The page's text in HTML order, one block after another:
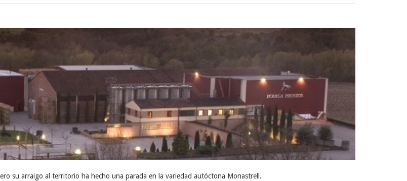
su arraigo al territorio ha hecho una parada en la variedad autóctona Monastrell.